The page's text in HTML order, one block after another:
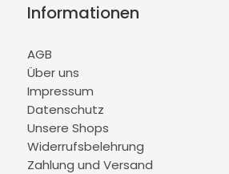
Informationen
AGB
Über uns
Impressum
Datenschutz
Unsere Shops
Widerrufsbelehrung
Zahlung und Versand